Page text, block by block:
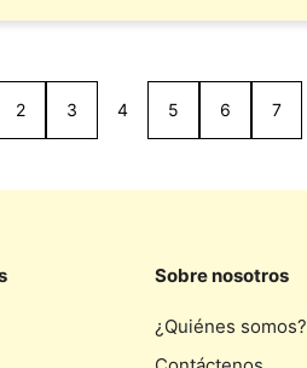
2 3 4 5 6 7
Sobre nosotros
¿Quiénes somos?